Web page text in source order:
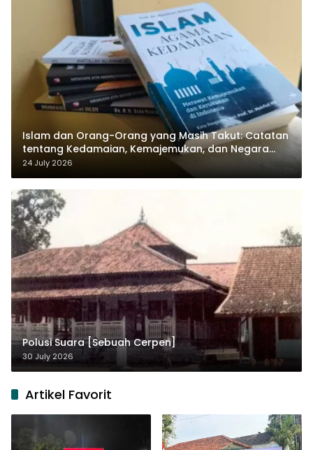
Islam dan Orang-Orang yang Masih Takut: Catatan
tentang Kedamaian, Kemajemukan, dan Negara
dalam Pemikiran Masykuri Abdillah
24 July 2026
Polusi Suara [Sebuah Cerpen]
30 July 2026
Artikel Favorit